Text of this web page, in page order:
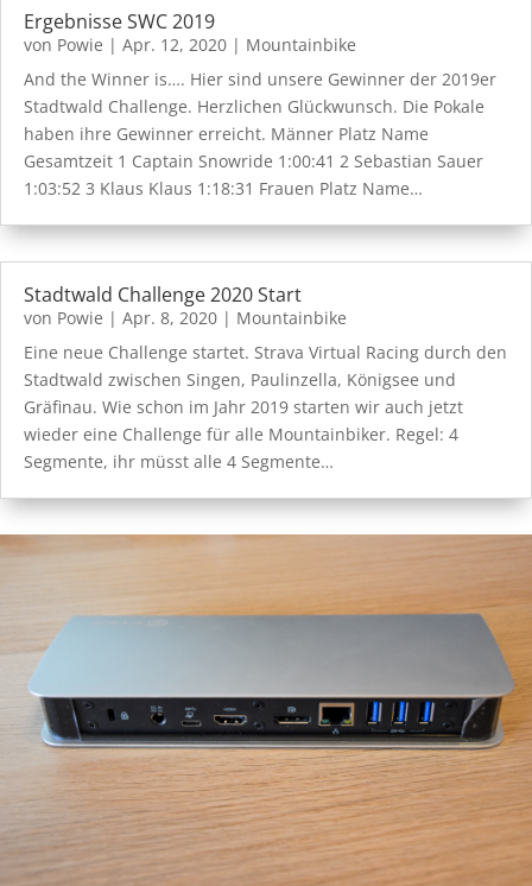
Ergebnisse SWC 2019
von Powie | Apr. 12, 2020 | Mountainbike
And the Winner is…. Hier sind unsere Gewinner der 2019er
Stadtwald Challenge. Herzlichen Glückwunsch. Die Pokale
haben ihre Gewinner erreicht. Männer Platz Name
Gesamtzeit 1 Captain Snowride 1:00:41 2 Sebastian Sauer
1:03:52 3 Klaus Klaus 1:18:31 Frauen Platz Name…
Stadtwald Challenge 2020 Start
von Powie | Apr. 8, 2020 | Mountainbike
Eine neue Challenge startet. Strava Virtual Racing durch den
Stadtwald zwischen Singen, Paulinzella, Königsee und
Gräfinau. Wie schon im Jahr 2019 starten wir auch jetzt
wieder eine Challenge für alle Mountainbiker. Regel: 4
Segmente, ihr müsst alle 4 Segmente…